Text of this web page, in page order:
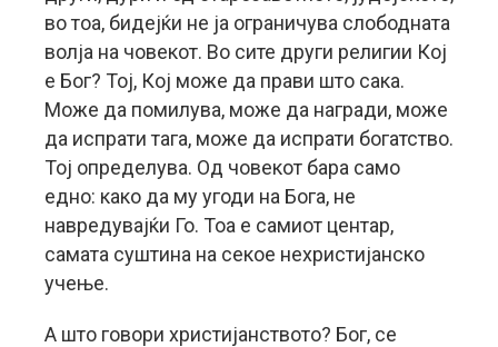
во тоа, бидејќи не ја ограничува слободната
волја на човекот. Во сите други религии Кој
е Бог? Тој, Кој може да прави што сака.
Може да помилува, може да награди, може
да испрати тага, може да испрати богатство.
Тој определува. Од човекот бара само
едно: како да му угоди на Бога, не
навредувајќи Го. Тоа е самиот центар,
самата суштина на секое нехристијанско
учење.
А што говори христијанството? Бог, се